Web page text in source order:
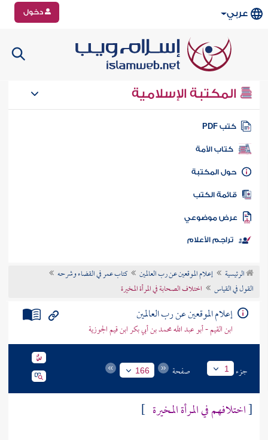
عربي دخول
المكتبة الإسلامية
كتب PDF
كتاب الأمة
المكتبة
الكتب
موضوعي
تراجم الأعلام
الرئيسية إعلام الموقعين عن رب العالمين
كتاب عمر في القضاء وشرحه
القول في القياس
اختلاف الصحابة في المرأة المخيرة
إعلام الموقعين عن رب العالمين
ابن القيم - أبو عبد الله محمد بن أبي بكر ابن قيم الجوزية
جزء 1 صفحة 166
[اختلافهم في المرأة المخيرة ]